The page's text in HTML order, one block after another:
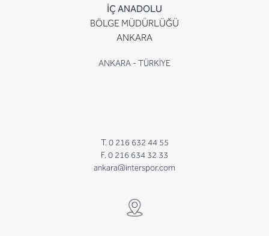
İÇ ANADOLU
BÖLGE MÜDÜRLÜĞÜ
ANKARA
ANKARA - TÜRKİYE
T. 0 216 632 44 55
F. 0 216 634 32 33
ankara@interspor.com